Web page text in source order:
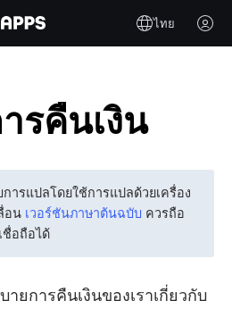
ไทย
รคืนเงิน
ารแปลโดยใช้การแปลด้วยเครื่อง
อน เวอร์ชันภาษาต้นฉบับ ควรถือ
ชื่อถือได้
ยการคืนเงินของเราเกี่ยวกับ